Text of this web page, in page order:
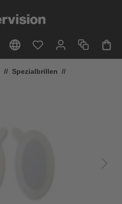
// Spezialbrillen //